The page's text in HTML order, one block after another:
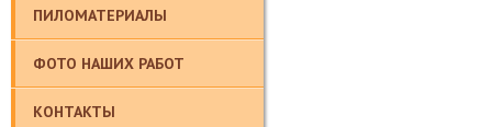
ПИЛОМАТЕРИАЛЫ
ФОТО НАШИХ РАБОТ
КОНТАКТЫ